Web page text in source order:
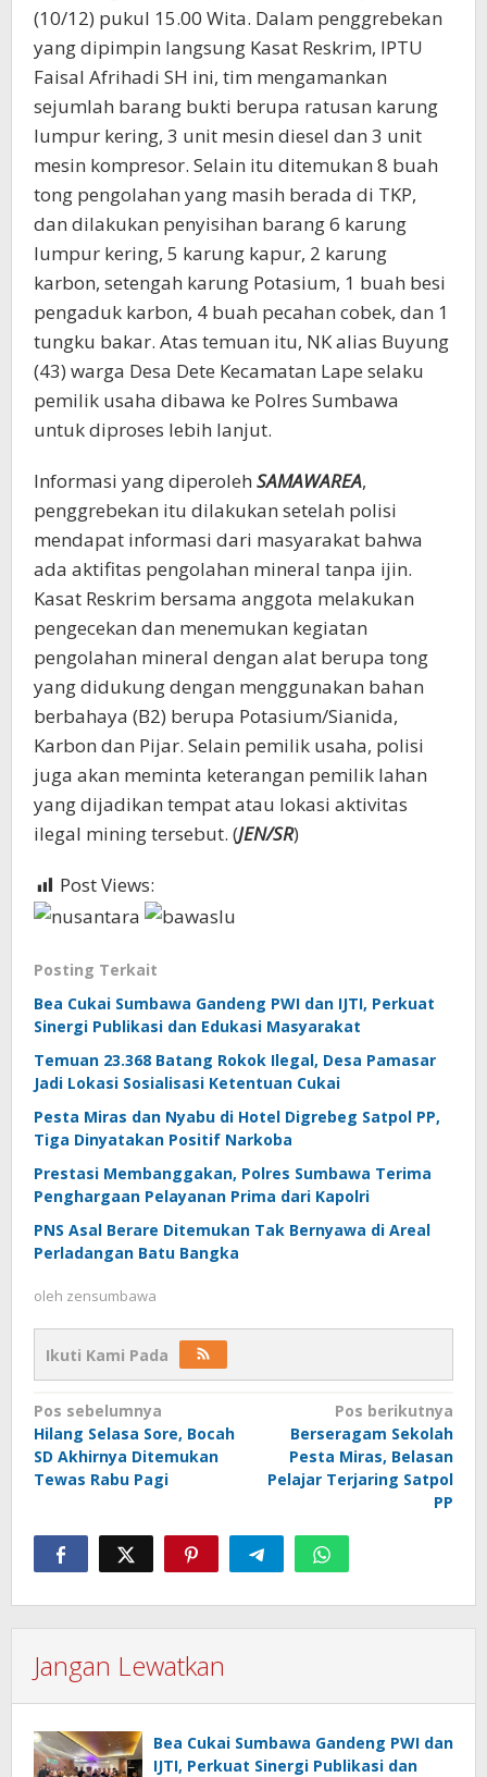
(10/12) pukul 15.00 Wita. Dalam penggrebekan
yang dipimpin langsung Kasat Reskrim, IPTU
Faisal Afrihadi SH ini, tim mengamankan
sejumlah barang bukti berupa ratusan karung
lumpur kering, 3 unit mesin diesel dan 3 unit
mesin kompresor. Selain itu ditemukan 8 buah
tong pengolahan yang masih berada di TKP,
dan dilakukan penyisihan barang 6 karung
lumpur kering, 5 karung kapur, 2 karung
karbon, setengah karung Potasium, 1 buah besi
pengaduk karbon, 4 buah pecahan cobek, dan 1
tungku bakar. Atas temuan itu, NK alias Buyung
(43) warga Desa Dete Kecamatan Lape selaku
pemilik usaha dibawa ke Polres Sumbawa
untuk diproses lebih lanjut.
Informasi yang diperoleh SAMAWAREA,
penggrebekan itu dilakukan setelah polisi
mendapat informasi dari masyarakat bahwa
ada aktifitas pengolahan mineral tanpa ijin.
Kasat Reskrim bersama anggota melakukan
pengecekan dan menemukan kegiatan
pengolahan mineral dengan alat berupa tong
yang didukung dengan menggunakan bahan
berbahaya (B2) berupa Potasium/Sianida,
Karbon dan Pijar. Selain pemilik usaha, polisi
juga akan meminta keterangan pemilik lahan
yang dijadikan tempat atau lokasi aktivitas
ilegal mining tersebut. (JEN/SR)
Post Views:
Posting Terkait
Bea Cukai Sumbawa Gandeng PWI dan IJTI, Perkuat
Sinergi Publikasi dan Edukasi Masyarakat
Temuan 23.368 Batang Rokok Ilegal, Desa Pamasar
Jadi Lokasi Sosialisasi Ketentuan Cukai
Pesta Miras dan Nyabu di Hotel Digrebeg Satpol PP,
Tiga Dinyatakan Positif Narkoba
Prestasi Membanggakan, Polres Sumbawa Terima
Penghargaan Pelayanan Prima dari Kapolri
PNS Asal Berare Ditemukan Tak Bernyawa di Areal
Perladangan Batu Bangka
oleh zensumbawa
Ikuti Kami Pada
Navigasi
pos
Pos sebelumnya
Hilang Selasa Sore, Bocah
SD Akhirnya Ditemukan
Tewas Rabu Pagi
Pos berikutnya
Berseragam Sekolah
Pesta Miras, Belasan
Pelajar Terjaring Satpol
PP
Jangan Lewatkan
Bea Cukai Sumbawa Gandeng PWI dan
IJTI, Perkuat Sinergi Publikasi dan